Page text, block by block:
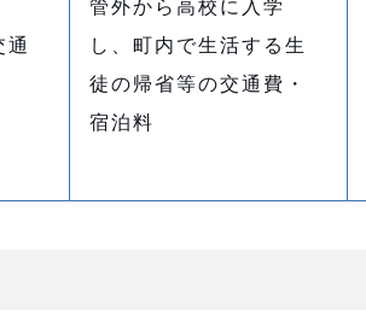
通
管外から高校に入学
し、町内で生活する生
徒の帰省等の交通費・
宿泊料